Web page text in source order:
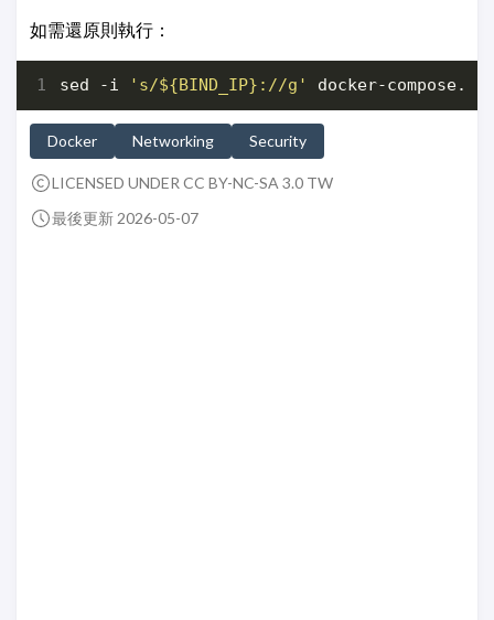
如需還原則執行：
sed -i 's/${BIND_IP}://g'
Docker Networking Security
LICENSED UNDER CC BY-NC-SA 3.0 TW
最後更新 2026-05-07